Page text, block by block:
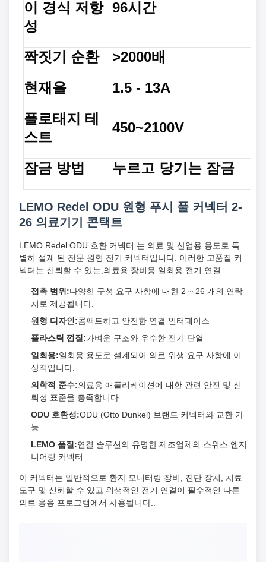
이 경식 저항
성
96시간
짝짓기 순환
>2000배
현재율
1.5 - 13A
플로태지 테
스트
450~2100V
잠금 방법 누르고 당기는 잠금
LEMO Redel ODU 원형 푸시 풀 커넥터 2-
26 의료기기 콘택트
LEMO Redel ODU 호환 커넥터 는 의료 및 산업용 용도로 특
별히 설계 된 전문 원형 전기 커넥터입니다. 이러한 고품질 커
넥터는 신뢰할 수 있는,의료용 장비용 일회용 전기 연결.
접촉 범위:다양한 구성 요구 사항에 대한 2 ~ 26 개의 연락
처로 제공됩니다.
원형 디자인:콤팩트하고 안전한 연결 인터페이스
플라스틱 껍질:가벼운 구조와 우수한 전기 단열
일회용:일회용 용도로 설계되어 의료 위생 요구 사항에 이
상적입니다.
의학적 준수:의료용 애플리케이션에 대한 관련 안전 및 신
뢰성 표준을 충족합니다.
ODU 호환성:ODU (Otto Dunkel) 브랜드 커넥터와 교환 가
능
LEMO 품질:연결 솔루션의 유명한 제조업체의 스위스 엔지
니어링 커넥터
이 커넥터는 일반적으로 환자 모니터링 장비, 진단 장치, 치료
도구 및 신뢰할 수 있고 위생적인 전기 연결이 필수적인 다른
의료 응용 프로그램에서 사용됩니다..